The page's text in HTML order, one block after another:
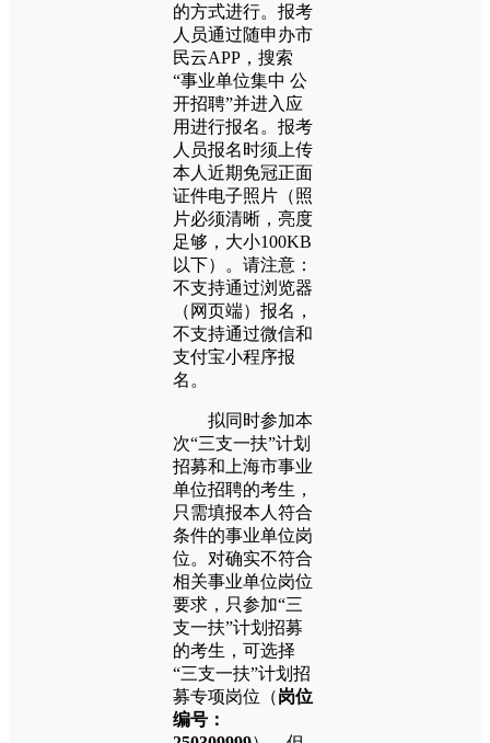
的方式进行。报考
人员通过随申办市
民云APP，搜索
“事业单位集中 公
开招聘”并进入应
用进行报名。报考
人员报名时须上传
本人近期免冠正面
证件电子照片（照
片必须清晰，亮度
足够，大小100KB
以下）。请注意：
不支持通过浏览器
（网页端）报名，
不支持通过微信和
支付宝小程序报
名。
拟同时参加本
次“三支一扶”计划
招募和上海市事业
单位招聘的考生，
只需填报本人符合
条件的事业单位岗
位。对确实不符合
相关事业单位岗位
要求，只参加“三
支一扶”计划招募
的考生，可选择
“三支一扶”计划招
募专项岗位（岗位
编号：